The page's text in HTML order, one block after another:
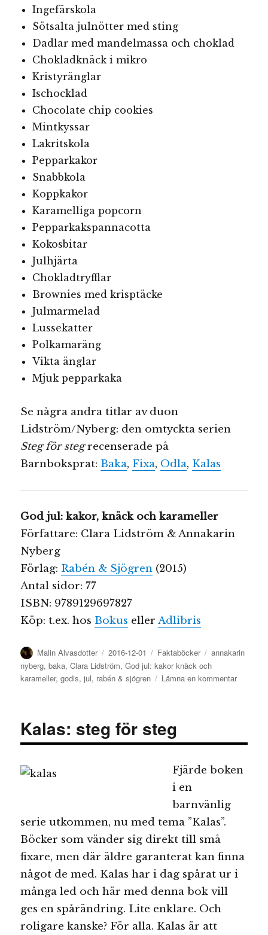
Ingefärskola
Sötsalta julnötter med sting
Dadlar med mandelmassa och choklad
Chokladknäck i mikro
Kristyränglar
Ischocklad
Chocolate chip cookies
Mintkyssar
Lakritskola
Pepparkakor
Snabbkola
Koppkakor
Karamelliga popcorn
Pepparkakspannacotta
Kokosbitar
Julhjärta
Chokladtryfflar
Brownies med krisptäcke
Julmarmelad
Lussekatter
Polkamaräng
Vikta änglar
Mjuk pepparkaka
Se några andra titlar av duon
Lidström/Nyberg: den omtyckta serien
Steg för stegrecenserade på
Barnboksprat: Baka, Fixa, Odla, Kalas
God jul: kakor, knäck och karameller
Författare: Clara Lidström & Annakarin
Nyberg
Förlag: Rabén & Sjögren (2015)
Antal sidor: 77
ISBN: 9789129697827
Köp: t.ex. hos Bokus ellerAdlibris
Författare
Malin Alvasdotter
Publicerat
den
2016-12-01 Kategorier
Faktaböcker Etiketter
annakarin
nyberg,baka,Clara Lidström,God jul: kakor knäck och
karameller,godis,jul, rabén & sjögren Lämna en kommentartill
och
Kalas: steg för steg
Fjärde boken
i en
barnvänlig
serie utkommen, nu med tema ”Kalas”.
Böcker som vänder sig direkt till små
fixare, men där äldre garanterat kan finna
något de med. Kalas har i dag spårat ur i
många led och här med denna bok vill
ges en spårändring. Lite enklare. Och
roligare kanske? För alla. Kalas är att